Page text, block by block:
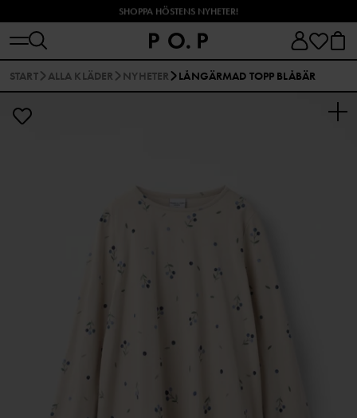
SHOPPA HÖSTENS NYHETER!
START ALLA KLÄDER NYHETER LÅNGÄRMAD TOPP BLÅBÄR